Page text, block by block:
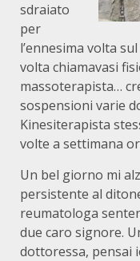
sdraiato
per
l’ennesima volta
volta chiamavasi
massoterapista…
sospensioni varie
Kinesiterapista
volte a settimana
Un bel giorno mi
persistente al
reumatologa
due caro signore.
dottoressa, pensai